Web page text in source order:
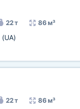
22 т 86 м³
(UA)
22 т 86 м³